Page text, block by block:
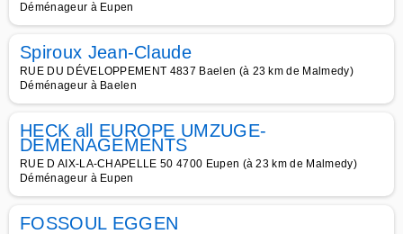
Déménageur à Eupen
Spiroux Jean-Claude
RUE DU DÉVELOPPEMENT 4837 Baelen (à 23 km de Malmedy)
Déménageur à Baelen
HECK all EUROPE UMZUGE-
DEMENAGEMENTS
RUE D AIX-LA-CHAPELLE 50 4700 Eupen (à 23 km de Malmedy)
Déménageur à Eupen
FOSSOUL EGGEN